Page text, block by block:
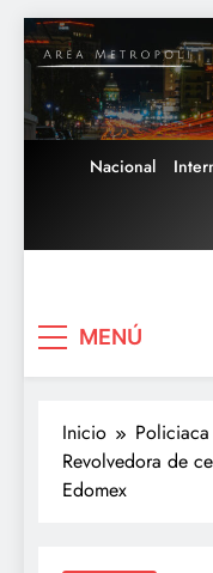
Saltar
al
contenido
Nacional
MENÚ
Inicio
Policiaca
Revolvedora de
Edomex